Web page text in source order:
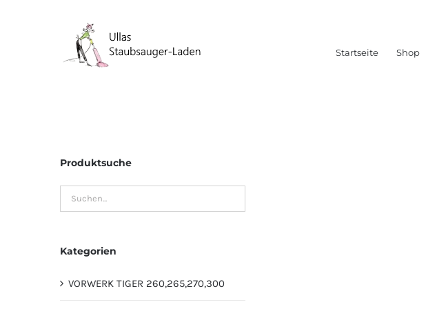
Startseite Shop
Produktsuche
Kategorien
VORWERK TIGER 260,265,270,300